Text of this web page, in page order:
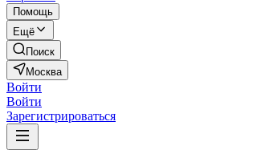
Помощь
Ещё
Поиск
Москва
Войти
Войти
Зарегистрироваться